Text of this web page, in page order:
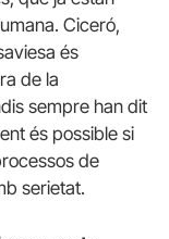
Ciceró,
és
de la
sempre han dit
és possible si
de
serietat.